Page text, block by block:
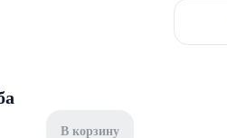
В корзину